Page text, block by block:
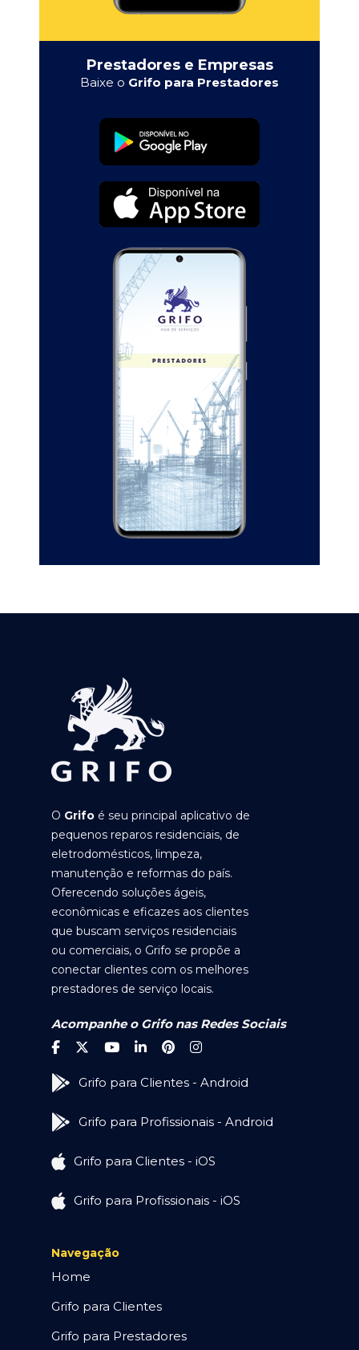
Prestadores e Empresas
Baixe o Grifo para Prestadores
O Grifo é seu principal aplicativo de
pequenos reparos residenciais, de
eletrodomésticos, limpeza,
manutenção e reformas do país.
Oferecendo soluções ágeis,
econômicas e eficazes aos clientes
que buscam serviços residenciais
ou comerciais, o Grifo se propõe a
conectar clientes com os melhores
prestadores de serviço locais.
Acompanhe o Grifo nas Redes Sociais
Grifo para Clientes - Android
Grifo para Profissionais - Android
Grifo para Clientes - iOS
Grifo para Profissionais - iOS
Navegação
Home
Grifo para Clientes
Grifo para Prestadores